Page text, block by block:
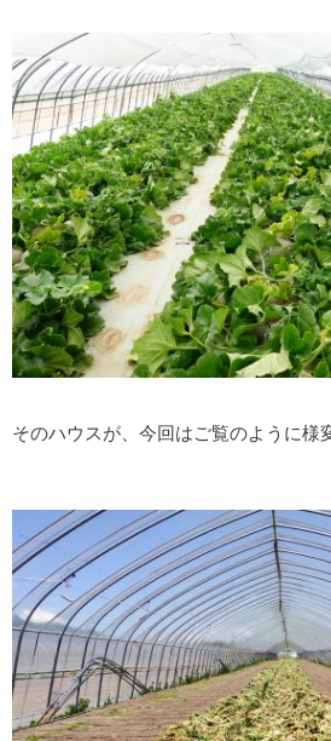
そのハウスが、今回はご覧のように様